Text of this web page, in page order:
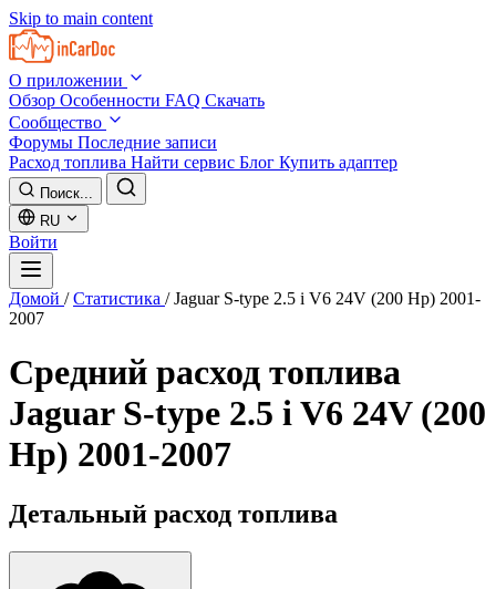
Skip to main content
О приложении
Обзор Особенности FAQ Скачать
Сообщество
Форумы Последние записи
Расход топлива Найти сервис Блог Купить адаптер
Поиск...
RU
Войти
Домой / Статистика / Jaguar S-type 2.5 i V6 24V (200 Hp) 2001-
2007
Средний расход топлива
Jaguar S-type 2.5 i V6 24V (200
Hp) 2001-2007
Детальный расход топлива